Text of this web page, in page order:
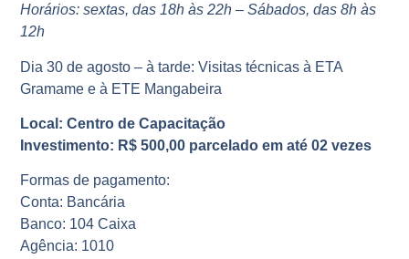
Horários: sextas, das 18h às 22h – Sábados, das 8h às
12h
Dia 30 de agosto – à tarde: Visitas técnicas à ETA
Gramame e à ETE Mangabeira
Local: Centro de Capacitação
Investimento: R$ 500,00 parcelado em até 02 vezes
Formas de pagamento:
Conta: Bancária
Banco: 104 Caixa
Agência: 1010